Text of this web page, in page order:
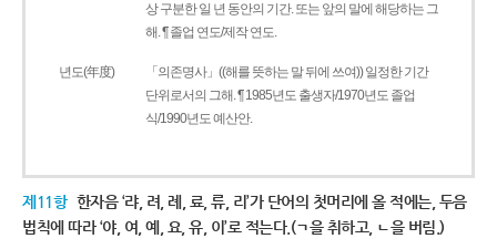
상 구분한 일 년 동안의 기간. 또는 앞의 말에 해당하는 그
해. ¶ 졸업 연도/제작 연도.
년도(年度)
「의존명사」((해를 뜻하는 말 뒤에 쓰여)) 일정한 기간
단위로서의 그해. ¶ 1985년도 출생자/1970년도 졸업
식/1990년도 예산안.
제11항 한자음 ‘랴, 려, 례, 료, 류, 리’가 단어의 첫머리에 올 적에는, 두음
법칙에 따라 ‘야, 여, 예, 요, 유, 이’로 적는다.(ㄱ을 취하고, ㄴ을 버림.)